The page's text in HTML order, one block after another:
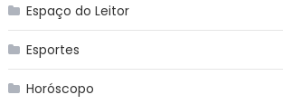
Espaço do Leitor
Esportes
Horóscopo